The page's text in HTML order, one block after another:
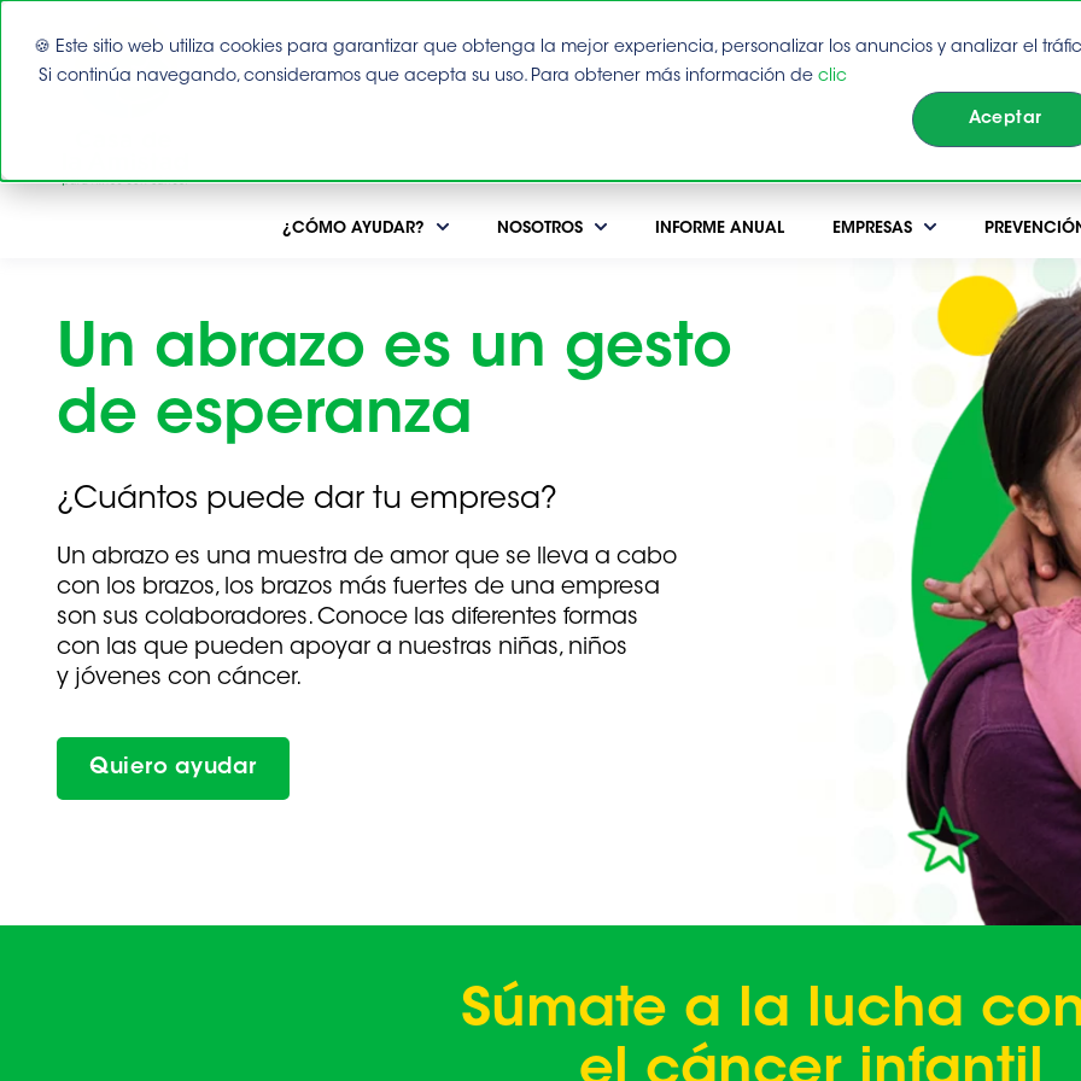
🍪 Este sitio web utiliza cookies para garantizar que obtenga la mejor experiencia, personalizar los anuncios y analizar el
Si continúa navegando, consideramos que acepta su uso. Para obtener más información de clic
Aceptar
Este es un campo de búsqueda con una función de sugerencia automática adjunta.
¿CÓMO AYUDAR? NOSOTROS INFORME ANUAL EMPRESAS
Un abrazo es un gesto
de esperanza
¿Cuántos puede dar tu empresa?
Un abrazo es una muestra de amor que se lleva a cabo
con los brazos, los brazos más fuertes de una empresa
son sus colaboradores. Conoce las diferentes formas
con las que pueden apoyar a nuestras niñas, niños
y jóvenes con cáncer.
Quiero ayudar
Súmate a la lucha